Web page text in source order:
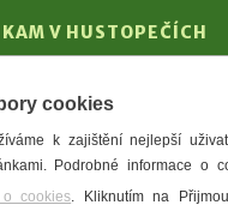
KAM V HUSTOPEČÍCH
T. G. Masaryk
Mandloně
Ubytování
cookies
k zajištění nejlepší
Podrobné informace o
cookies. Kliknutím na